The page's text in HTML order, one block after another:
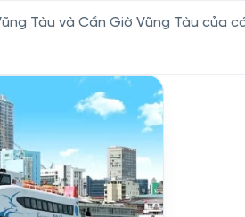
Tàu và Cần Giờ Vũng Tàu của